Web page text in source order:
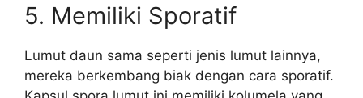
5. Memiliki Sporatif
Lumut daun sama seperti jenis lumut lainnya,
mereka berkembang biak dengan cara sporatif.